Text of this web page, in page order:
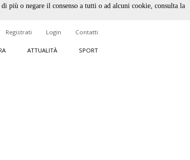
Registrati Login Contatti
ATTUALITÀ SPORT
più o negare il consenso a tutti o ad alcuni cookie, consulta la